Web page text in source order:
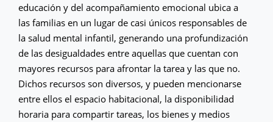
educación y del acompañamiento emocional ubica a
las familias en un lugar de casi únicos responsables de
la salud mental infantil, generando una profundización
de las desigualdades entre aquellas que cuentan con
mayores recursos para afrontar la tarea y las que no.
Dichos recursos son diversos, y pueden mencionarse
entre ellos el espacio habitacional, la disponibilidad
horaria para compartir tareas, los bienes y medios